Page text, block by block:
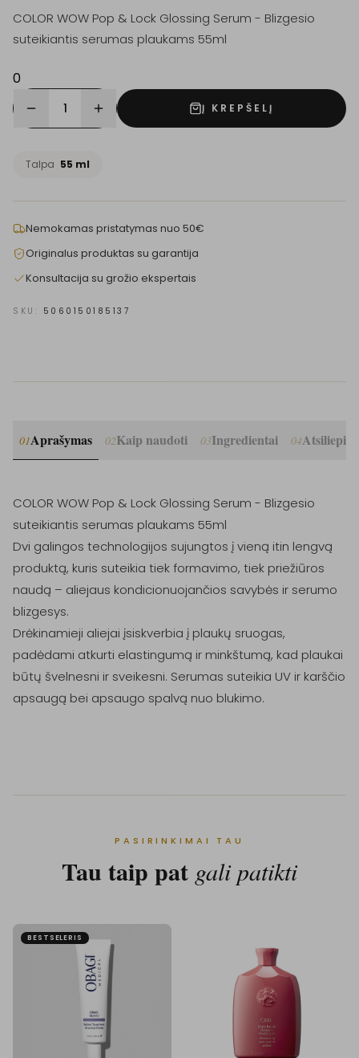
COLOR WOW Pop & Lock Glossing Serum - Blizgesio
suteikiantis serumas plaukams 55ml
0
1 Į KREPŠELĮ
Talpa 55 ml
Nemokamas pristatymas nuo 50€
Originalus produktas su garantija
Konsultacija su grožio ekspertais
SKU: 5060150185137
01Aprašymas 02Kaip naudoti 03Ingredientai 04
COLOR WOW Pop & Lock Glossing Serum - Blizgesio
suteikiantis serumas plaukams 55ml
Dvi galingos technologijos sujungtos į vieną itin lengvą
produktą, kuris suteikia tiek formavimo, tiek priežiūros
naudą – aliejaus kondicionuojančios savybės ir serumo
blizgesys.
Drėkinamieji aliejai įsiskverbia į plaukų sruogas,
padėdami atkurti elastingumą ir minkštumą, kad plaukai
būtų švelnesni ir sveikesni. Serumas suteikia UV ir karščio
apsaugą bei apsaugo spalvą nuo blukimo.
PASIRINKIMAI TAU
Tau taip pat gali patikti
BESTSELERIS